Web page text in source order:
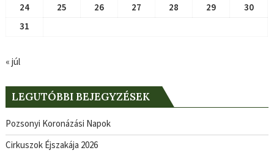
24
25 26 27 28 29
30
31
« júl
LEGUTÓBBI BEJEGYZÉSEK
Pozsonyi Koronázási Napok
Cirkuszok Éjszakája 2026